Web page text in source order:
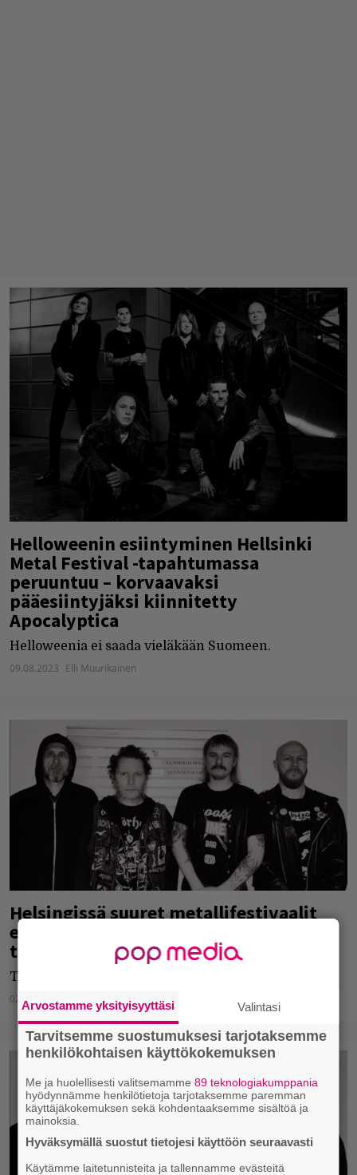
Helloweenin esiintyminen Hellsinki
Metal Festival -tapahtumassa
peruuntuu – korvaavaksi
pääesiintyjäksi kiinnitetty
Apocalyptica
Helloweenia ei saada vieläkään Suomeen.
09.08.2023 Elli Muurikainen
Helsingissä suuret metallifestivaalit
ensi viikolla – tanakka infopaketti
tarjolla
Tässä vähän käytännön infoa.
02.08.2023 Jarkko Fräntilä
Arvostamme yksityisyyttäsi Valintasi
Tarvitsemme suostumuksesi tarjotaksemme
henkilökohtaisen käyttökokemuksen
Me ja huolellisesti valitsemamme89 teknologiakumppania
hyödynnämme henkilötietoja tarjotaksemme paremman
käyttäjäkokemuksen sekä kohdentaaksemme sisältöä ja
mainoksia.
Hyväksymällä suostut tietojesi käyttöön seuraavasti
Käytämme laitetunnisteita ja tallennamme evästeitä